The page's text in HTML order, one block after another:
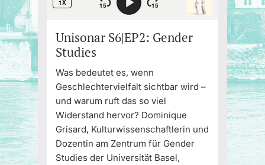
Unisonar S6|EP2: Gender
Studies
Was bedeutet es, wenn
Geschlechtervielfalt sichtbar wird –
und warum ruft das so viel
Widerstand hervor? Dominique
Grisard, Kulturwissenschaftlerin und
Dozentin am Zentrum für Gender
Studies der Universität Basel,